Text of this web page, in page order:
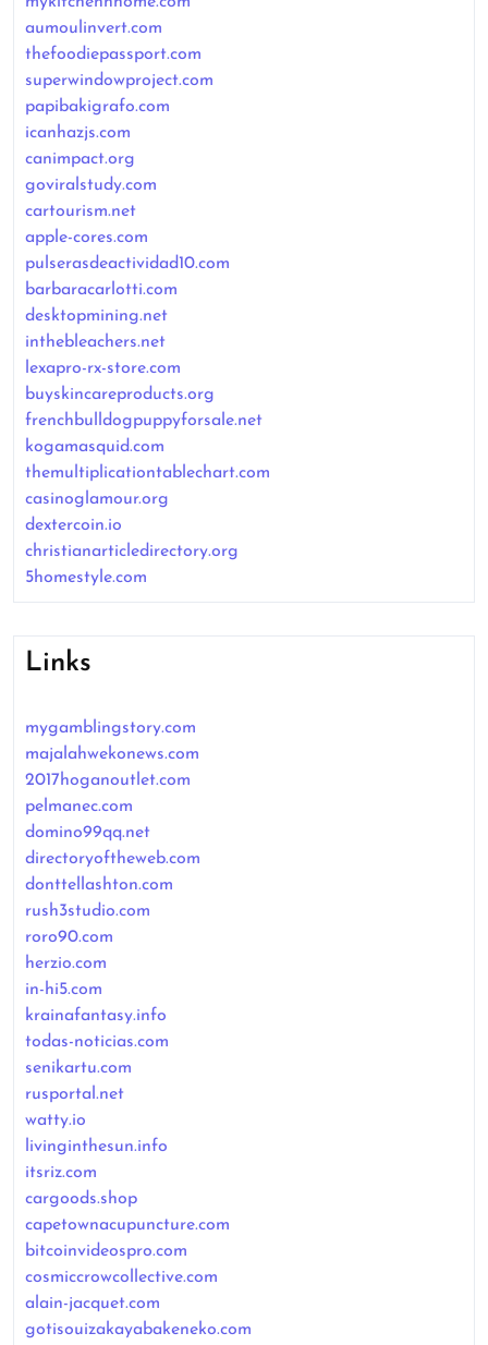
aumoulinvert.com
thefoodiepassport.com
superwindowproject.com
papibakigrafo.com
icanhazjs.com
canimpact.org
goviralstudy.com
cartourism.net
apple-cores.com
pulserasdeactividad10.com
barbaracarlotti.com
desktopmining.net
inthebleachers.net
lexapro-rx-store.com
buyskincareproducts.org
frenchbulldogpuppyforsale.net
kogamasquid.com
themultiplicationtablechart.com
casinoglamour.org
dextercoin.io
christianarticledirectory.org
5homestyle.com
Links
mygamblingstory.com
majalahwekonews.com
2017hoganoutlet.com
pelmanec.com
domino99qq.net
directoryoftheweb.com
donttellashton.com
rush3studio.com
roro90.com
herzio.com
in-hi5.com
krainafantasy.info
todas-noticias.com
senikartu.com
rusportal.net
watty.io
livinginthesun.info
itsriz.com
cargoods.shop
capetownacupuncture.com
bitcoinvideospro.com
cosmiccrowcollective.com
alain-jacquet.com
gotisouizakayabakeneko.com